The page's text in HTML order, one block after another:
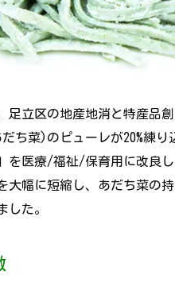
足立区の地産地消と特産品
ち菜)のピューレが20%練
を医療/福祉/保育用に改良
大幅に短縮し、あだち菜の
した。